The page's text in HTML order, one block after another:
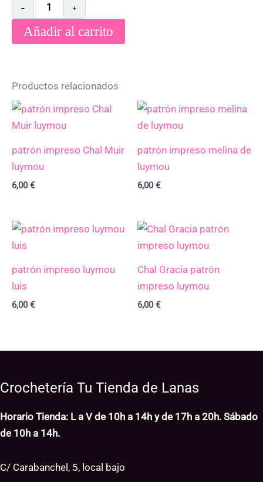
− +
Añadir al carrito
Productos relacionados
patrón impreso Chal Muir
luymou
6,00€
patrón impreso melina de
luymou
6,00€
patrón impreso luymou
luis
6,00€
Chal Gracia patrón
impreso luymou
6,00€
Crochetería Tu Tienda de Lanas
Horario Tienda: L a V de 10h a 14h y de 17h a 20h. Sábado
de 10h a 14h.
C/ Carabanchel, 5, local bajo